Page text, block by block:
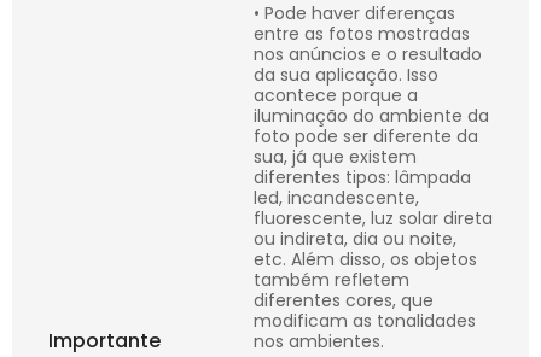
Importante
• Pode haver diferenças
entre as fotos mostradas
nos anúncios e o resultado
da sua aplicação. Isso
acontece porque a
iluminação do ambiente da
foto pode ser diferente da
sua, já que existem
diferentes tipos: lâmpada
led, incandescente,
fluorescente, luz solar direta
ou indireta, dia ou noite,
etc. Além disso, os objetos
também refletem
diferentes cores, que
modificam as tonalidades
nos ambientes.